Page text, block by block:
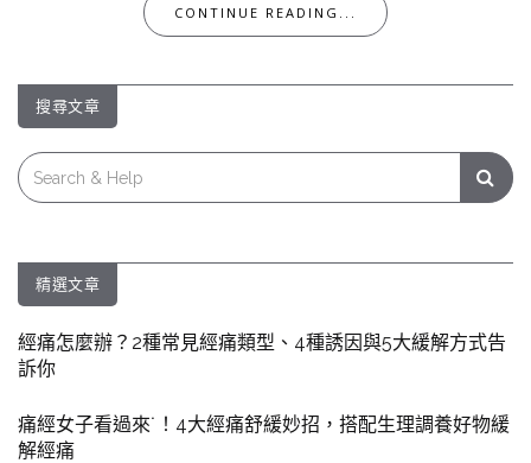
CONTINUE READING...
搜尋文章
Search
for:
精選文章
經痛怎麼辦？2種常見經痛類型、4種誘因與5大緩解方式告
訴你
痛經女子看過來˙！4大經痛舒緩妙招，搭配生理調養好物緩
解經痛